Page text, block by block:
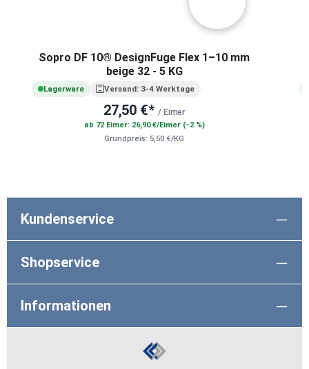
Sopro DF 10® DesignFuge Flex 1–10 mm
beige 32 - 5 KG
Lagerware Versand: 3-4 Werktage
27,50 €* / Eimer
ab 72 Eimer: 26,90 €/Eimer (−2 %)
Grundpreis: 5,50 €/KG
Kundenservice
Shopservice
Informationen